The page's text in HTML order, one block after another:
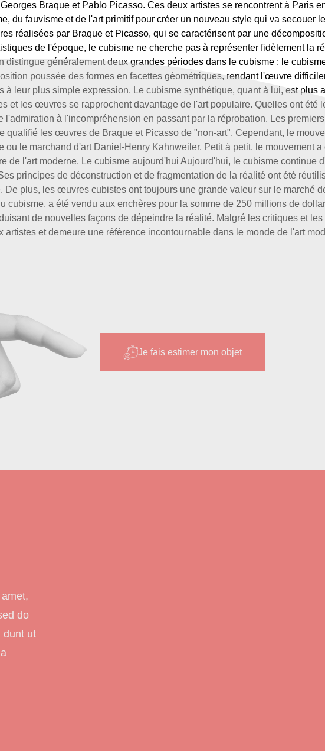
Braque et Pablo Picasso. Ces deux artistes se rencontrent à Paris
du fauvisme et de l'art primitif pour créer un nouveau style qui va secouer
réalisées par Braque et Picasso, qui se caractérisent par une
de l'époque, le cubisme ne cherche pas à représenter fidèlement la
distingue généralement deux grandes périodes dans le cubisme : le
poussée des formes en facettes géométriques, rendant l'œuvre
à leur plus simple expression. Le cubisme synthétique, quant à lui, est plus
et les œuvres se rapprochent davantage de l'art populaire. Quelles ont été
l'admiration à l'incompréhension en passant par la réprobation. Les
qualifié les œuvres de Braque et Picasso de "non-art". Cependant, le
ou le marchand d'art Daniel-Henry Kahnweiler. Petit à petit, le mouvement
de l'art moderne. Le cubisme aujourd'hui Aujourd'hui, le cubisme continue
principes de déconstruction et de fragmentation de la réalité ont été
De plus, les œuvres cubistes ont toujours une grande valeur sur le marché
cubisme, a été vendu aux enchères pour la somme de 250 millions de
de nouvelles façons de dépeindre la réalité. Malgré les critiques et
et demeure une référence incontournable dans le monde de l'art
Je fais estimer mon objet
do
dunt ut